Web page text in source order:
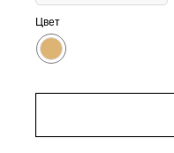
Цвет